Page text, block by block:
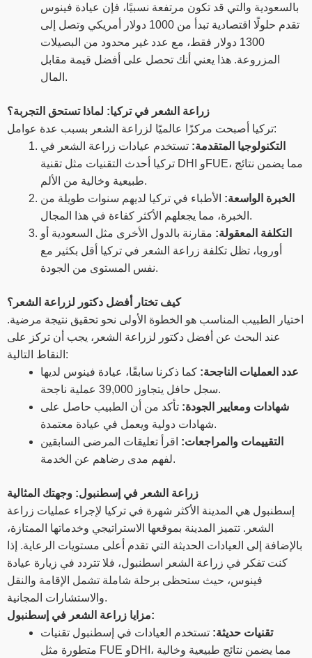
بالسعودية والتي قد تكون مرتفعة نسبيًا، فإن عيادة فينوس
تقدم حلولًا اقتصادية تبدأ من 1000 دولار أمريكي وتصل إلى
1300 دولار فقط، مع عدد غير محدود من البصيلات
المزروعة. هذا يعني أنك تحصل على أفضل قيمة مقابل
المال.
زراعة الشعر في تركيا: لماذا تستحق التجربة؟
تركيا أصبحت مركزًا عالميًا لزراعة الشعر بسبب عدة عوامل:
التكنولوجيا المتقدمة: تستخدم عيادات زراعة الشعر في
تركيا أحدث التقنيات مثل تقنية DHI وFUE، مما يضمن نتائج
طبيعية وخالية من الألم.
الخبرة الواسعة: الأطباء في تركيا لديهم سنوات طويلة من
الخبرة، مما يجعلهم الأكثر كفاءة في هذا المجال.
التكلفة المعقولة: مقارنة بالدول الأخرى مثل السعودية أو
أوروبا، تظل تكلفة زراعة الشعر في تركيا أقل بكثير مع
نفس المستوى من الجودة.
كيف تختار أفضل دكتور لزراعة الشعر؟
اختيار الطبيب المناسب هو الخطوة الأولى نحو تحقيق نتيجة مرضية.
عند البحث عن أفضل دكتور لزراعة الشعر، يجب أن تركز على
النقاط التالية:
عدد العمليات الناجحة: كما ذكرنا سابقًا، عيادة فينوس لديها
سجل حافل يتجاوز 39,000 عملية ناجحة.
شهادات ومعايير الجودة: تأكد من أن الطبيب حاصل على
شهادات دولية ويعمل في عيادة معتمدة.
التقييمات والمراجعات: اقرأ تعليقات المرضى السابقين
لفهم مدى رضاهم عن الخدمة.
زراعة الشعر في إسطنبول: وجهتك المثالية
إسطنبول هي المدينة الأكثر شهرة في تركيا لإجراء عمليات زراعة
الشعر. تتميز المدينة بموقعها الاستراتيجي وخدماتها الممتازة،
بالإضافة إلى العيادات الحديثة التي تقدم أعلى مستويات الرعاية. إذا
كنت تفكر في زراعة الشعر اسطنبول، فلا تتردد في زيارة عيادة
فينوس، حيث ستحظى برحلة شاملة تشمل الإقامة والنقل
والاستشارات المجانية.
مزايا زراعة الشعر في إسطنبول:
تقنيات حديثة: تستخدم العيادات في إسطنبول تقنيات
متطورة مثل FUE وDHI، مما يضمن نتائج طبيعية وخالية